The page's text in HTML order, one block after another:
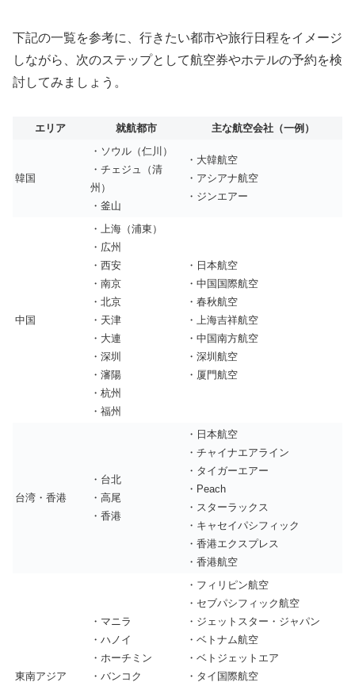
下記の一覧を参考に、行きたい都市や旅行日程をイメージ
しながら、次のステップとして航空券やホテルの予約を検
討してみましょう。
エリア 就航都市 主な航空会社（一例）
韓国
・ソウル（仁川）
・チェジュ（清
州）
・釜山
・大韓航空
・アシアナ航空
・ジンエアー
中国
・上海（浦東）
・広州
・西安
・南京
・北京
・天津
・大連
・深圳
・瀋陽
・杭州
・福州
・日本航空
・中国国際航空
・春秋航空
・上海吉祥航空
・中国南方航空
・深圳航空
・厦門航空
台湾・香港
・台北
・高尾
・香港
・日本航空
・チャイナエアライン
・タイガーエアー
・Peach
・スターラックス
・キャセイパシフィック
・香港エクスプレス
・香港航空
東南アジア
・マニラ
・ハノイ
・ホーチミン
・バンコク
・フィリピン航空
・セブパシフィック航空
・ジェットスター・ジャパン
・ベトナム航空
・ベトジェットエア
・タイ国際航空